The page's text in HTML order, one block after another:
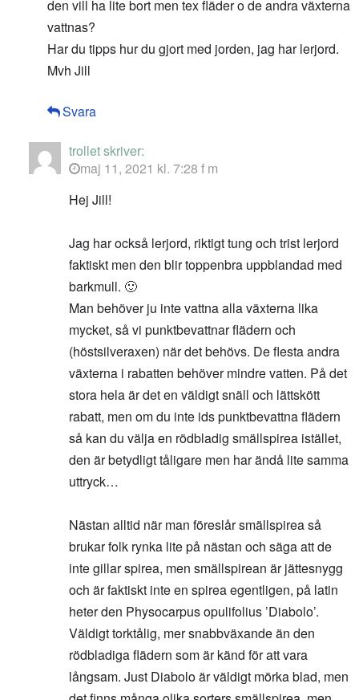
den vill ha lite bort men tex fläder o de andra växterna
vattnas?
Har du tipps hur du gjort med jorden, jag har lerjord.
Mvh Jill
Svara
trolletskriver:
maj 11, 2021 kl. 7:28 f m
Hej Jill!
Jag har också lerjord, riktigt tung och trist lerjord
faktiskt men den blir toppenbra uppblandad med
barkmull. 🙂
Man behöver ju inte vattna alla växterna lika
mycket, så vi punktbevattnar flädern och
(höstsilveraxen) när det behövs. De flesta andra
växterna i rabatten behöver mindre vatten. På det
stora hela är det en väldigt snäll och lättskött
rabatt, men om du inte ids punktbevattna flädern
så kan du välja en rödbladig smällspirea istället,
den är betydligt tåligare men har ändå lite samma
uttryck…
Nästan alltid när man föreslår smällspirea så
brukar folk rynka lite på nästan och säga att de
inte gillar spirea, men smällspirean är jättesnygg
och är faktiskt inte en spirea egentligen, på latin
heter den Physocarpus opulifolius ’Diabolo’.
Väldigt torktålig, mer snabbväxande än den
rödbladiga flädern som är känd för att vara
långsam. Just Diabolo är väldigt mörka blad, men